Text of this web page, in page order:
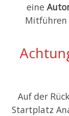
eine
Mitführen
Auf der
Startplatz